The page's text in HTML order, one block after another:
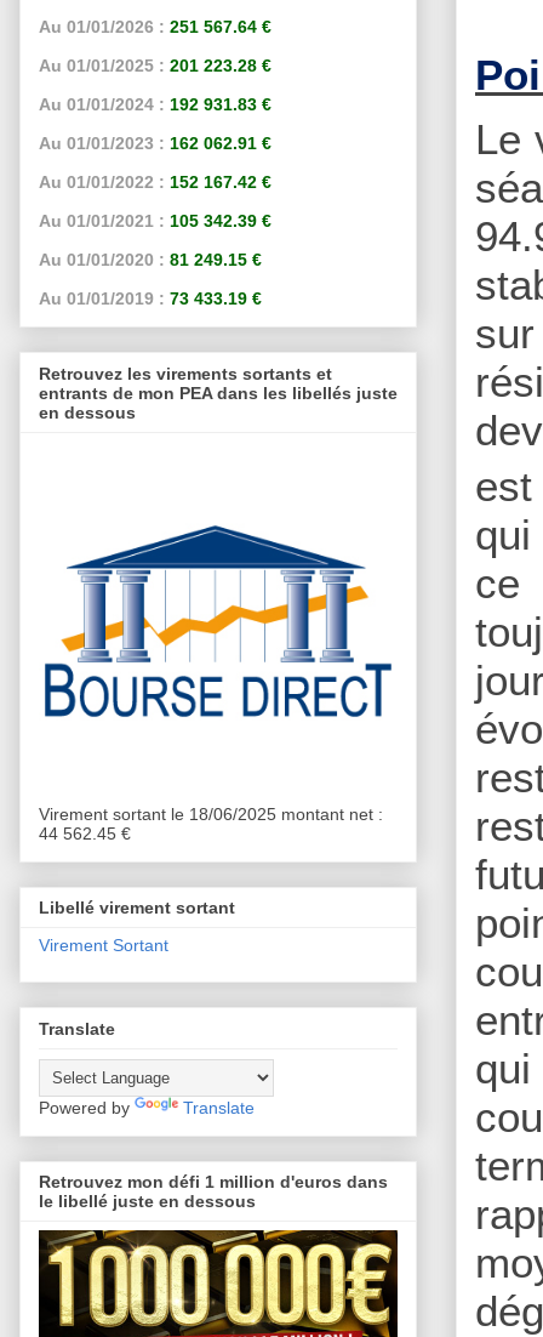
Le
ce
qui
Au 01/01/2026 : 251 567.64 €
Au 01/01/2025 : 201 223.28 €
Au 01/01/2024 : 192 931.83 €
Au 01/01/2023 : 162 062.91 €
Au 01/01/2022 : 152 167.42 €
Au 01/01/2021 : 105 342.39 €
Au 01/01/2020 : 81 249.15 €
Au 01/01/2019 : 73 433.19 €
Retrouvez les virements sortants et
entrants de mon PEA dans les libellés juste
en dessous
Virement sortant le 18/06/2025 montant net :
44 562.45 €
Libellé virement sortant
Virement Sortant
Translate
Powered by Translate
Retrouvez mon défi 1 million d'euros dans
le libellé juste en dessous